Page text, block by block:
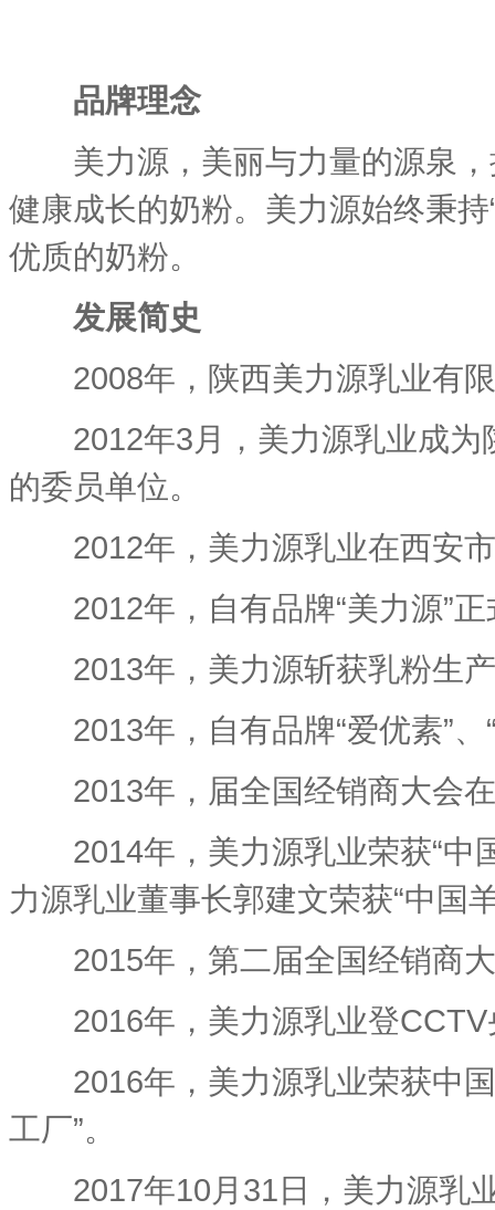
品牌理念
美力源，美丽与力量的源泉，
健康成长的奶粉。美力源始终秉
优质的奶粉。
发展简史
2008年，陕西美力源乳业有限
2012年3月，美力源乳业成为
的委员单位。
2012年，美力源乳业在西安市
2012年，自有品牌“美力源”正
2013年，美力源斩获乳粉生
2013年，自有品牌“爱优素”、
2013年，届全国经销商大会在
2014年，美力源乳业荣获“中国
力源乳业董事长郭建文荣获“中国
2015年，第二届全国经销商大
2016年，美力源乳业登CCTV
2016年，美力源乳业荣获中国
工厂”。
2017年10月31日，美力源乳业